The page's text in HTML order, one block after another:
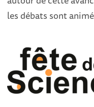
les débats sont